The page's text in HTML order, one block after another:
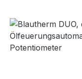
Bildergalerie